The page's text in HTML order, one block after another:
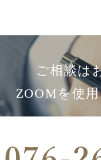
ご相談は
ZOOMを使